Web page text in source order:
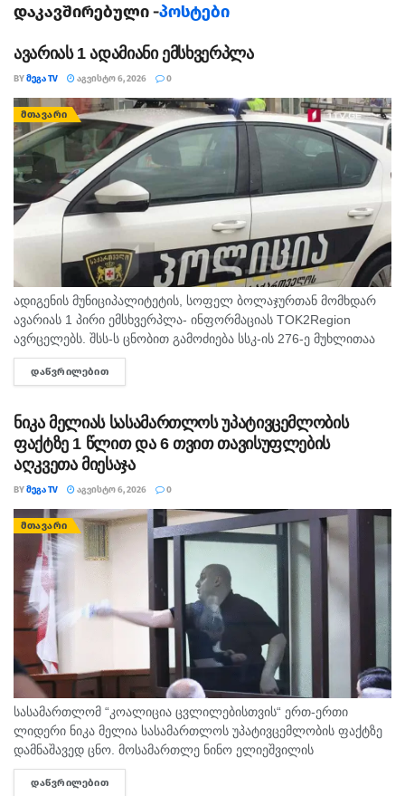
დაკავშირებული -პოსტები
ავარიას 1 ადამიანი ემსხვერპლა
BYᲛᲔᲒᲐ TV ᲐᲒᲕᲘᲡᲢᲝ 6, 2026 0
ᲛᲗᲐᲕᲐᲠᲘ
ადიგენის მუნიციპალიტეტის, სოფელ ბოლაჯურთან მომხდარ
ავარიას 1 პირი ემსხვერპლა- ინფორმაციას TOK2Region
ავრცელებს. შსს-ს ცნობით გამოძიება სსკ-ის 276-ე მუხლითაა
დაწყებული, რაც ტრანსპორტის მოძრაობის უსაფრთხოების ან
ექსპლუატაციის წესის დარღვევას გულისხმობს.
ᲓᲐᲬᲕᲠᲘᲚᲔᲑᲘᲗ
ნიკა მელიას სასამართლოს უპატივცემლობის
ფაქტზე 1 წლით და 6 თვით თავისუფლების
აღკვეთა მიესაჯა
BYᲛᲔᲒᲐ TV ᲐᲒᲕᲘᲡᲢᲝ 6, 2026 0
ᲛᲗᲐᲕᲐᲠᲘ
სასამართლომ “კოალიცია ცვლილებისთვის“ ერთ-ერთი
ლიდერი ნიკა მელია სასამართლოს უპატივცემლობის ფაქტზე
დამნაშავედ ცნო. მოსამართლე ნინო ელიეშვილის
გადაწყვეტილებით, ნიკა მელიას 1 წლით და 6 თვით
თავისუფლების აღკვეთა მიესაჯა, თუმცა აღნიშნულმა
ᲓᲐᲬᲕᲠᲘᲚᲔᲑᲘᲗ